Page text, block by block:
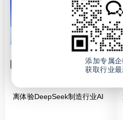
03/26 迎接全民AI时代，零距
离体验DeepSeek制造行业AI
添加专属
获取行业最